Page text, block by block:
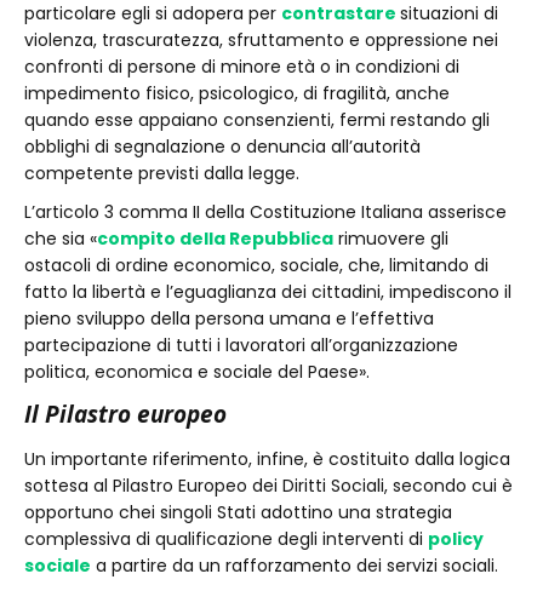
particolare egli si adopera per contrastare situazioni di
violenza, trascuratezza, sfruttamento e oppressione nei
confronti di persone di minore età o in condizioni di
impedimento fisico, psicologico, di fragilità, anche
quando esse appaiano consenzienti, fermi restando gli
obblighi di segnalazione o denuncia all’autorità
competente previsti dalla legge.
L’articolo 3 comma II della Costituzione Italiana asserisce
che sia «compito della Repubblica rimuovere gli
ostacoli di ordine economico, sociale, che, limitando di
fatto la libertà e l’eguaglianza dei cittadini, impediscono il
pieno sviluppo della persona umana e l’effettiva
partecipazione di tutti i lavoratori all’organizzazione
politica, economica e sociale del Paese».
Il Pilastro europeo
Un importante riferimento, infine, è costituito dalla logica
sottesa al Pilastro Europeo dei Diritti Sociali, secondo cui è
opportuno chei singoli Stati adottino una strategia
complessiva di qualificazione degli interventi di policy
sociale a partire da un rafforzamento dei servizi sociali.